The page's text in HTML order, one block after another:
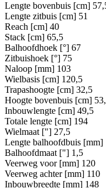
Lengte bovenbuis [cm]
Lengte zitbuis [cm] 51
Reach [cm] 40
Stack [cm] 65,5
Balhoofdhoek [°] 67
Zitbuishoek [°] 75
Naloop [mm] 103
Wielbasis [cm] 120,5
Trapashoogte [cm] 32,5
Hoogte bovenbuis [cm]
Inbouwlengte [cm] 49,5
Totale lengte [cm] 194
Wielmaat ["] 27,5
Lengte balhoofdbuis [mm]
Balhoofdmaat ["] 1,5
Veerweg voor [mm] 120
Veerweg achter [mm] 110
Inbouwbreedte [mm] 148